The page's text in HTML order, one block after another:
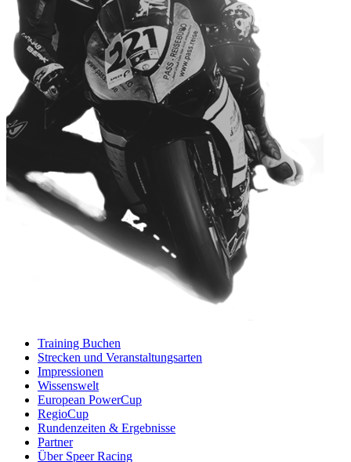
Training Buchen
Strecken und Veranstaltungsarten
Impressionen
Wissenswelt
European PowerCup
RegioCup
Rundenzeiten & Ergebnisse
Partner
Über Speer Racing